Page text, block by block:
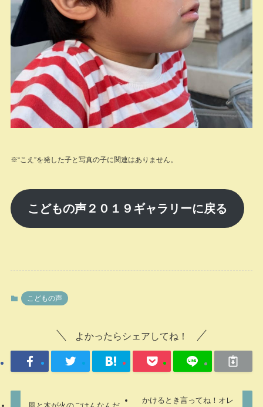
※“こえ”を発した子と写真の子に関連はありません。
こどもの声２０１９ギャラリーに戻る
こどもの声
よかったらシェアしてね！
かけるとき言ってね！オレ